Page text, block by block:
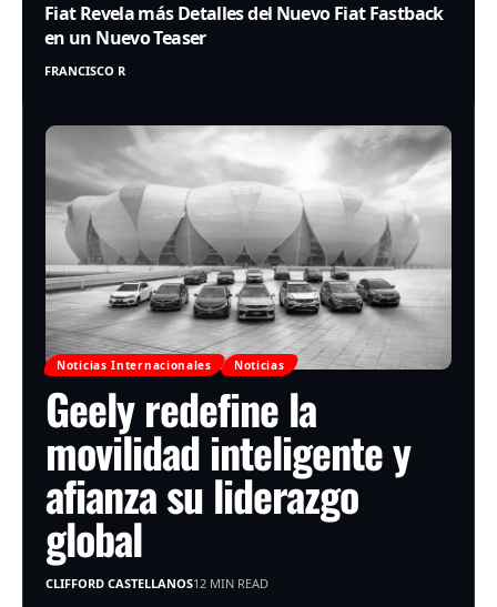
Fiat Revela más Detalles del Nuevo Fiat Fastback
en un Nuevo Teaser
FRANCISCO R
Noticias Internacionales Noticias
Geely redefine la
movilidad inteligente y
afianza su liderazgo
global
CLIFFORD CASTELLANOS12 MIN READ